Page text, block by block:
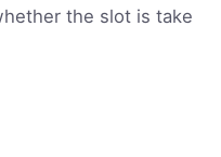
the slot is take